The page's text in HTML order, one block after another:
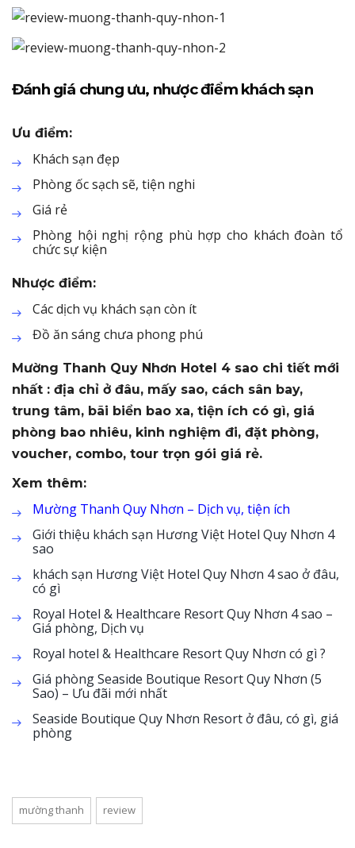
Đánh giá chung ưu, nhược điểm khách sạn
Ưu điểm:
Khách sạn đẹp
Phòng ốc sạch sẽ, tiện nghi
Giá rẻ
Phòng hội nghị rộng phù hợp cho khách đoàn tổ
chức sự kiện
Nhược điểm:
Các dịch vụ khách sạn còn ít
Đồ ăn sáng chưa phong phú
Mường Thanh Quy Nhơn Hotel 4 sao chi tiết mới
nhất : địa chỉ ở đâu, mấy sao, cách sân bay,
trung tâm, bãi biển bao xa, tiện ích có gì, giá
phòng bao nhiêu, kinh nghiệm đi, đặt phòng,
voucher, combo, tour trọn gói giá rẻ.
Xem thêm:
Mường Thanh Quy Nhơn – Dịch vụ, tiện ích
Giới thiệu khách sạn Hương Việt Hotel Quy Nhơn 4
sao
khách sạn Hương Việt Hotel Quy Nhơn 4 sao ở đâu,
có gì
Royal Hotel & Healthcare Resort Quy Nhơn 4 sao –
Giá phòng, Dịch vụ
Royal hotel & Healthcare Resort Quy Nhơn có gì ?
Giá phòng Seaside Boutique Resort Quy Nhơn (5
Sao) – Ưu đãi mới nhất
Seaside Boutique Quy Nhơn Resort ở đâu, có gì, giá
phòng
mường thanh review